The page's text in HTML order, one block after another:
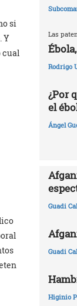
si
Y
cual
Las
Rodrigo
¿Por
el
Ángel
Guadi
Guadi
Higinio